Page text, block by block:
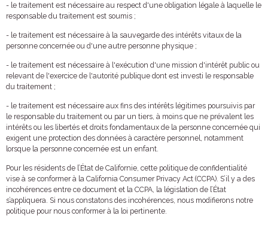
- le traitement est nécessaire au respect d'une obligation légale à laquelle le
responsable du traitement est soumis ;
- le traitement est nécessaire à la sauvegarde des intérêts vitaux de la
personne concernée ou d'une autre personne physique ;
- le traitement est nécessaire à l'exécution d'une mission d'intérêt public ou
relevant de l'exercice de l'autorité publique dont est investi le responsable
du traitement ;
- le traitement est nécessaire aux fins des intérêts légitimes poursuivis par
le responsable du traitement ou par un tiers, à moins que ne prévalent les
intérêts ou les libertés et droits fondamentaux de la personne concernée qui
exigent une protection des données à caractère personnel, notamment
lorsque la personne concernée est un enfant.
Pour les résidents de l’État de Californie, cette politique de confidentialité
vise à se conformer à la California Consumer Privacy Act (CCPA). S’il y a des
incohérences entre ce document et la CCPA, la législation de l’État
s’appliquera. Si nous constatons des incohérences, nous modifierons notre
politique pour nous conformer à la loi pertinente.